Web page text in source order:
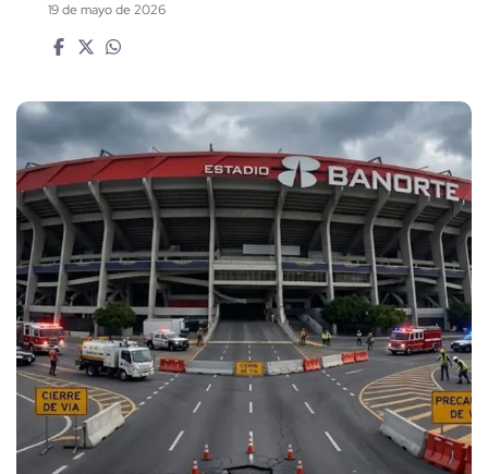
19 de mayo de 2026